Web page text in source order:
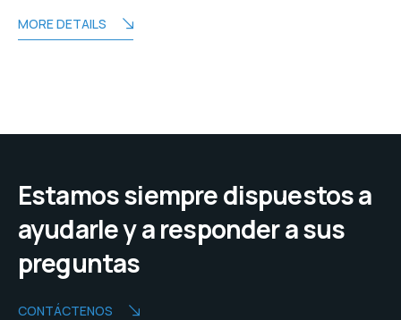
MORE DETAILS
Estamos siempre dispuestos a
ayudarle y a responder a sus
preguntas
CONTÁCTENOS